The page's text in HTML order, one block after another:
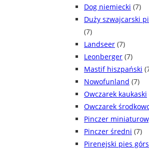
Dog niemiecki (7)
Duży szwajcarski
(7)
Landseer (7)
Leonberger (7)
Mastif hiszpański
Nowofunland (7)
Owczarek kaukaski
Owczarek
Pinczer
Pinczer średni (7)
Pirenejski pies